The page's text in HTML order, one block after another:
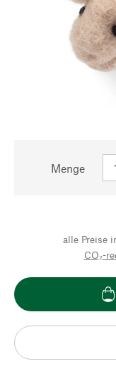
Menge
alle Preise
CO₂-